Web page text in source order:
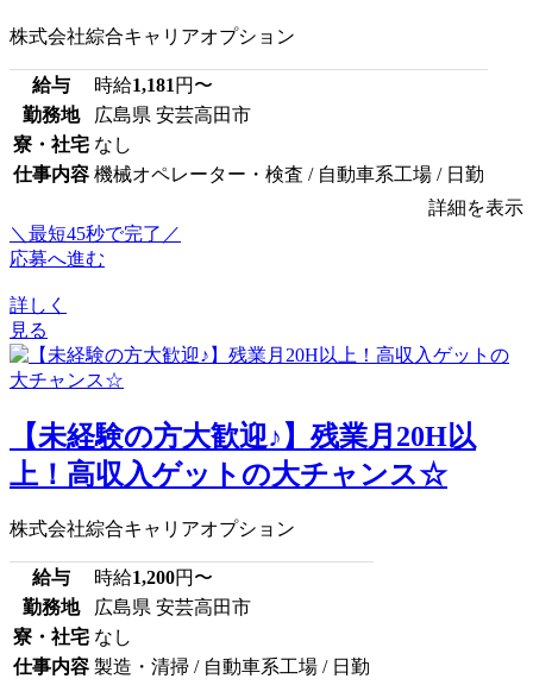
株式会社綜合キャリアオプション
給与 時給1,181円〜
勤務地
広島県 安芸高田市
寮・社宅 なし
仕事内容 機械オペレーター・検査 / 自動車系工場 / 日勤
詳細を表示
＼最短45秒で完了／
応募へ進む
詳しく
見る
【未経験の方大歓迎♪】残業月20H以
上！高収入ゲットの大チャンス☆
株式会社綜合キャリアオプション
給与 時給1,200円〜
勤務地
広島県 安芸高田市
寮・社宅 なし
仕事内容 製造・清掃 / 自動車系工場 / 日勤